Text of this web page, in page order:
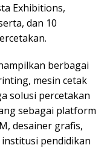
Exhibitions,
dan 10
berbagai
mesin cetak
solusi percetakan
sebagai platform
desainer grafis,
pendidikan